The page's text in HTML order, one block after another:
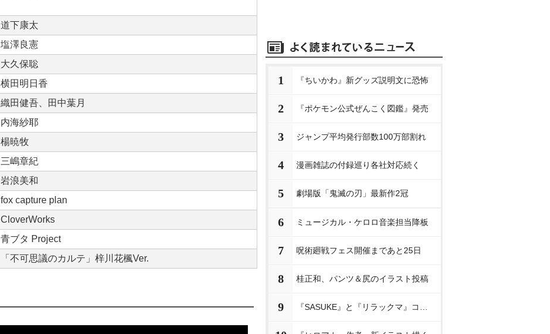
道下康太
塩澤良憲
大久保聡
横田明日香
織田健吾、田中葉月
内海紗耶
楊暁牧
三嶋章紀
浪美和
fox capture plan
CloverWorks
青ブタ Project
「不可思議のカルテ」梓川花楓Ver.
1 『ちいかわ』新グッズ説明文に恐怖
2 『ポケモン公式ぜんこく図鑑』発売
3 ジャンプ平均発行部数100万部割れ
4 漫画雑誌の付録巡り各社対応続く
5 劇場版「鬼滅の刃」最新作2冠
6 ミュージカル・ケロロ音楽担当降板
7 呪術廻戦フェス開催まであと25日
8 桂正和、パンツ＆尻のイラスト投稿
9 『SASUKE』と『リラックマ』コラボ